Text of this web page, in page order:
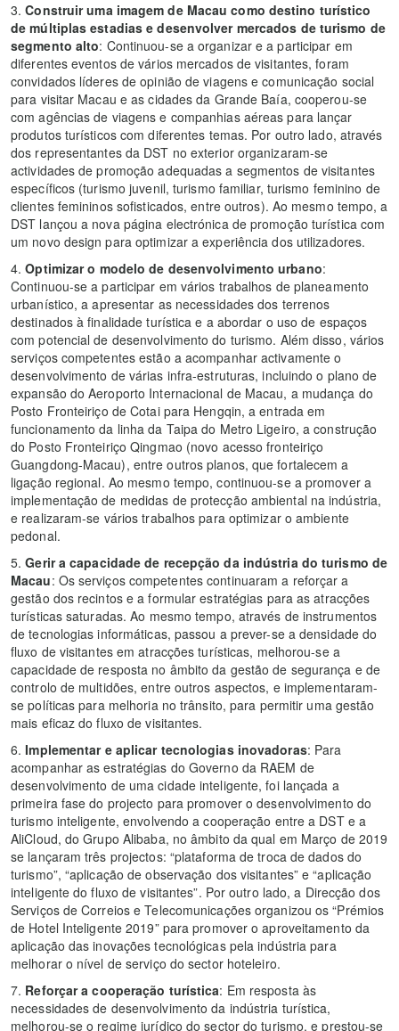
3.Construir uma imagem de Macau como destino turístico
de múltiplas estadias e desenvolver mercados de turismo de
segmento alto: Continuou-se a organizar e a participar em
diferentes eventos de vários mercados de visitantes, foram
convidados líderes de opinião de viagens e comunicação social
para visitar Macau e as cidades da Grande Baía, cooperou-se
com agências de viagens e companhias aéreas para lançar
produtos turísticos com diferentes temas. Por outro lado, através
dos representantes da DST no exterior organizaram-se
actividades de promoção adequadas a segmentos de visitantes
específicos (turismo juvenil, turismo familiar, turismo feminino de
clientes femininos sofisticados, entre outros). Ao mesmo tempo, a
DST lançou a nova página electrónica de promoção turística com
um novo design para optimizar a experiência dos utilizadores.
4.Optimizar o modelo de desenvolvimento urbano:
Continuou-se a participar em vários trabalhos de planeamento
urbanístico, a apresentar as necessidades dos terrenos
destinados à finalidade turística e a abordar o uso de espaços
com potencial de desenvolvimento do turismo. Além disso, vários
serviços competentes estão a acompanhar activamente o
desenvolvimento de várias infra-estruturas, incluindo o plano de
expansão do Aeroporto Internacional de Macau, a mudança do
Posto Fronteiriço de Cotai para Hengqin, a entrada em
funcionamento da linha da Taipa do Metro Ligeiro, a construção
do Posto Fronteiriço Qingmao (novo acesso fronteiriço
Guangdong-Macau), entre outros planos, que fortalecem a
ligação regional. Ao mesmo tempo, continuou-se a promover a
implementação de medidas de protecção ambiental na indústria,
e realizaram-se vários trabalhos para optimizar o ambiente
pedonal.
5.Gerir a capacidade de recepção da indústria do turismo de
Macau: Os serviços competentes continuaram a reforçar a
gestão dos recintos e a formular estratégias para as atracções
turísticas saturadas. Ao mesmo tempo, através de instrumentos
de tecnologias informáticas, passou a prever-se a densidade do
fluxo de visitantes em atracções turísticas, melhorou-se a
capacidade de resposta no âmbito da gestão de segurança e de
controlo de multidões, entre outros aspectos, e implementaram-
se políticas para melhoria no trânsito, para permitir uma gestão
mais eficaz do fluxo de visitantes.
6.Implementar e aplicar tecnologias inovadoras: Para
acompanhar as estratégias do Governo da RAEM de
desenvolvimento de uma cidade inteligente, foi lançada a
primeira fase do projecto para promover o desenvolvimento do
turismo inteligente, envolvendo a cooperação entre a DST e a
AliCloud, do Grupo Alibaba, no âmbito da qual em Março de 2019
se lançaram três projectos: “plataforma de troca de dados do
turismo”, “aplicação de observação dos visitantes” e “aplicação
inteligente do fluxo de visitantes”. Por outro lado, a Direcção dos
Serviços de Correios e Telecomunicações organizou os “Prémios
de Hotel Inteligente 2019” para promover o aproveitamento da
aplicação das inovações tecnológicas pela indústria para
melhorar o nível de serviço do sector hoteleiro.
7. Reforçar a cooperação turística: Em resposta às
necessidades de desenvolvimento da indústria turística,
melhorou-se o regime jurídico do sector do turismo, e prestou-se